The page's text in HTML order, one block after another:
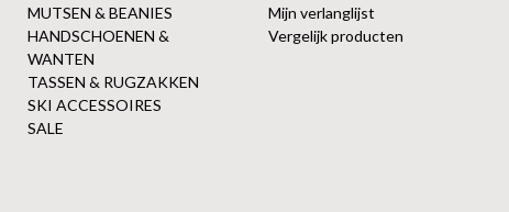
MUTSEN & BEANIES
HANDSCHOENEN &
WANTEN
TASSEN & RUGZAKKEN
SKI ACCESSOIRES
SALE
Mijn verlanglijst
Vergelijk producten